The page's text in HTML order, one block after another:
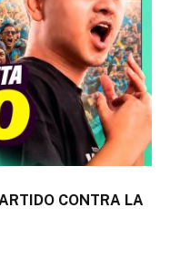
CONTRA LA